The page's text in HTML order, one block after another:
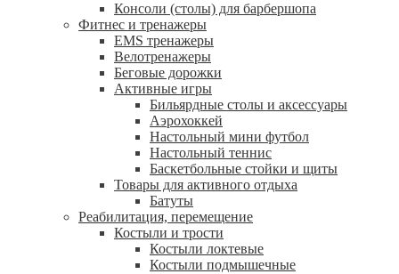
Консоли (столы) для барбершопа
Фитнес и тренажеры
EMS тренажеры
Велотренажеры
Беговые дорожки
Активные игры
Бильярдные столы и аксессуары
Аэрохоккей
Настольный мини футбол
Настольный теннис
Баскетбольные стойки и щиты
Товары для активного отдыха
Батуты
Реабилитация, перемещение
Костыли и трости
Костыли локтевые
Костыли подмышечные